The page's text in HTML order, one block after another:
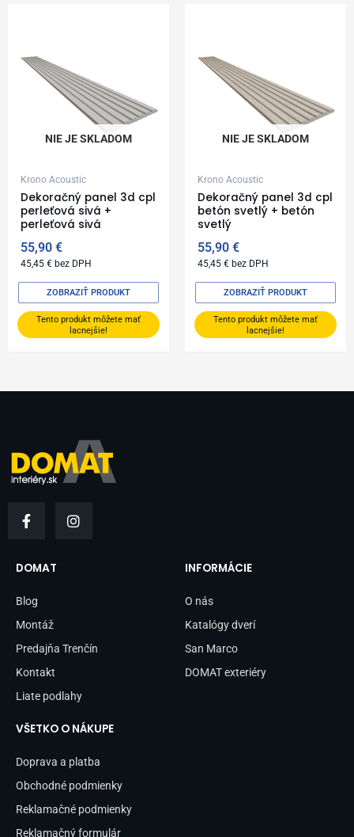
NIE JE SKLADOM
Krono Acoustic
Dekoračný panel 3d cpl
perleťová sivá +
perleťová sivá
55,90€
45,45€ bez DPH
Tento produkt môžete mať
lacnejšie!
ZOBRAZIŤ PRODUKT
NIE JE SKLADOM
Krono Acoustic
Dekoračný panel 3d cpl
betón svetlý + betón
svetlý
55,90€
45,45€ bez DPH
Tento produkt môžete mať
lacnejšie!
ZOBRAZIŤ PRODUKT
a
b
o
k
-
n
DOMAT
Blog
Montáž
Predajňa Trenčín
Kontakt
Liate podlahy
INFORMÁCIE
O nás
Katalógy dverí
San Marco
DOMAT exteriéry
VŠETKO O NÁKUPE
Doprava a platba
Obchodné podmienky
Reklamačné podmienky
Reklamačný formulár